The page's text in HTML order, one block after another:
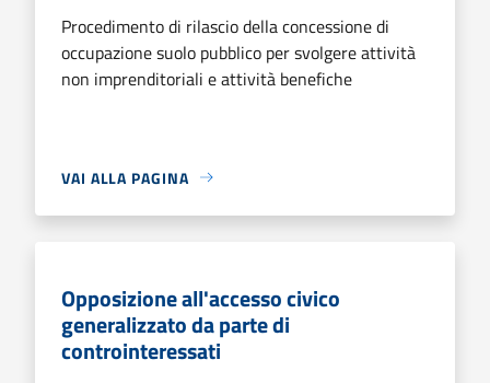
Procedimento di rilascio della concessione di
occupazione suolo pubblico per svolgere attività
non imprenditoriali e attività benefiche
VAI ALLA PAGINA
Opposizione all'accesso civico
generalizzato da parte di
controinteressati